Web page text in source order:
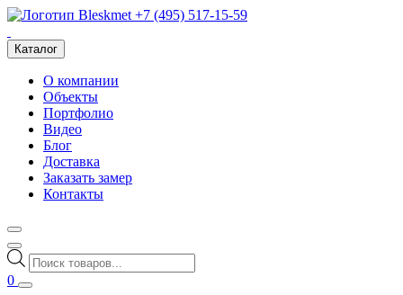
+7 (495) 517-15-59
Каталог
О компании
Объекты
Портфолио
Видео
Блог
Доставка
Заказать замер
Контакты
Поиск
товаров
0